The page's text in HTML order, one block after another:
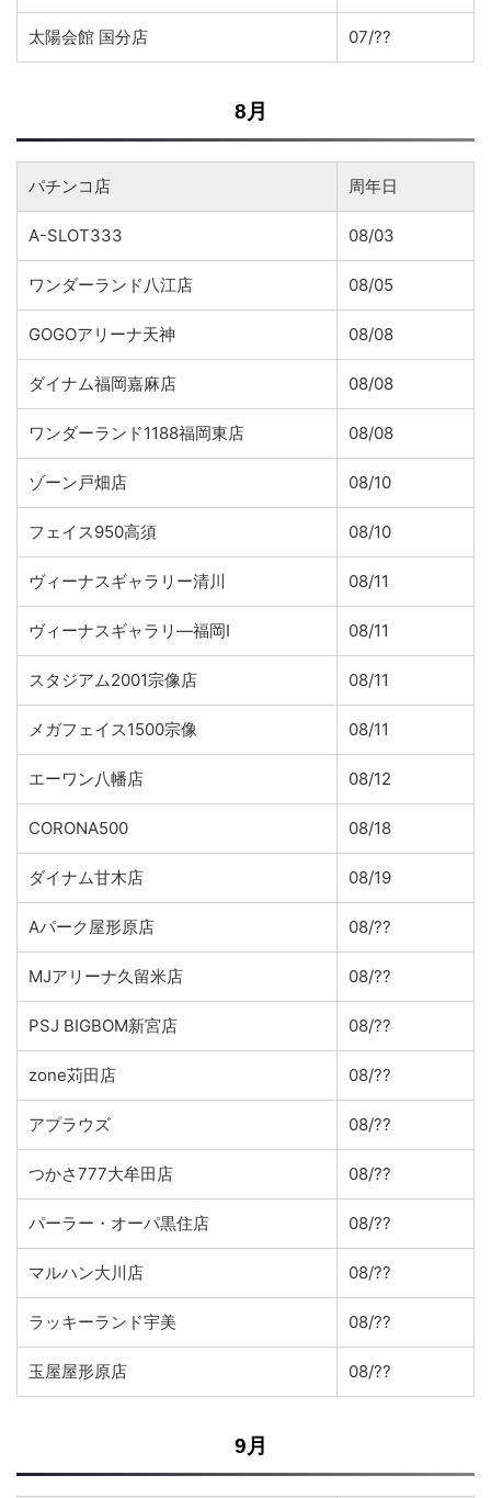
太陽会館 国分店 07/??
8月
パチンコ店 周年日
A-SLOT333 08/03
ワンダーランド八江店 08/05
GOGOアリーナ天神 08/08
ダイナム福岡嘉麻店 08/08
ワンダーランド1188福岡東店 08/08
ゾーン戸畑店 08/10
フェイス950高須 08/10
ヴィーナスギャラリー清川 08/11
ヴィーナスギャラリ―福岡I 08/11
スタジアム2001宗像店 08/11
メガフェイス1500宗像 08/11
エーワン八幡店 08/12
CORONA500 08/18
ダイナム甘木店 08/19
Aパーク屋形原店 08/??
MJアリーナ久留米店 08/??
PSJ BIGBOM新宮店 08/??
zone苅田店 08/??
アプラウズ 08/??
つかさ777大牟田店 08/??
パーラー・オーパ黒住店 08/??
マルハン大川店 08/??
ラッキーランド宇美 08/??
玉屋屋形原店 08/??
9月